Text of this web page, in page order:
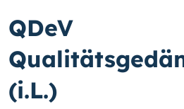
QDeV
(i.L.)